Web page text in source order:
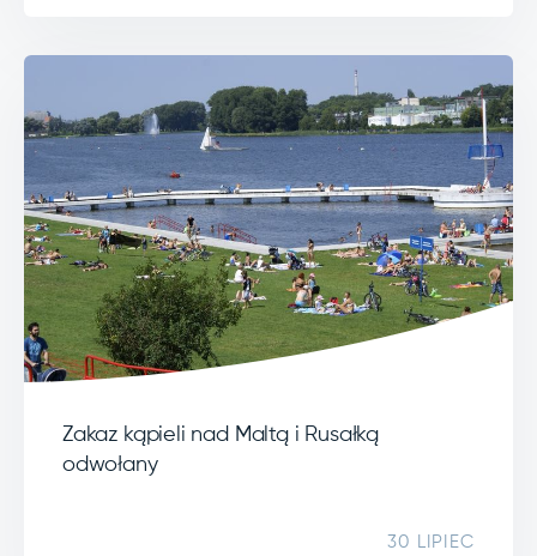
Zakaz kąpieli nad Maltą i Rusałką
odwołany
30 LIPIEC